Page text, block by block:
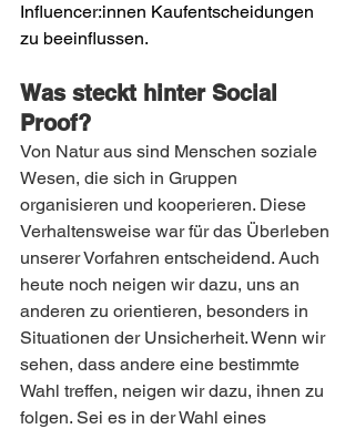
Influencer:innen Kaufentscheidungen
zu beeinflussen.
Was steckt hinter Social
Proof?
Von Natur aus sind Menschen soziale
Wesen, die sich in Gruppen
organisieren und kooperieren. Diese
Verhaltensweise war für das Überleben
unserer Vorfahren entscheidend. Auch
heute noch neigen wir dazu, uns an
anderen zu orientieren, besonders in
Situationen der Unsicherheit. Wenn wir
sehen, dass andere eine bestimmte
Wahl treffen, neigen wir dazu, ihnen zu
folgen. Sei es in der Wahl eines